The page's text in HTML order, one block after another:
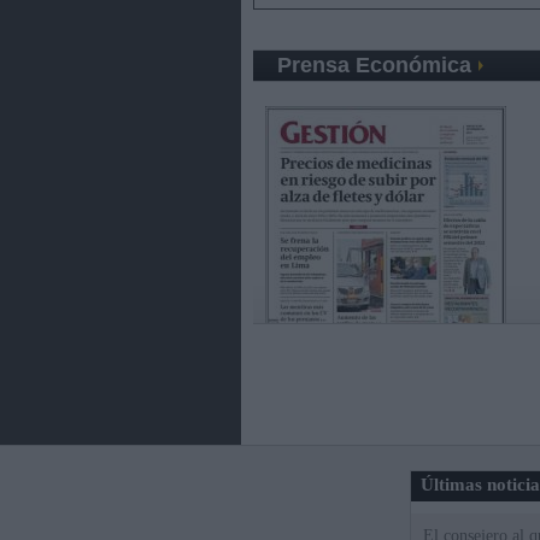
Prensa Económica
Últimas
El consejero al